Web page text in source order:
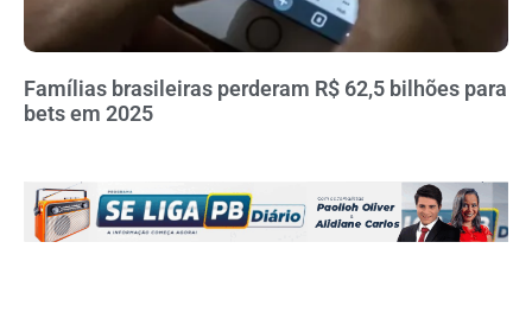
Famílias brasileiras perderam R$ 62,5 bilhões para
bets em 2025